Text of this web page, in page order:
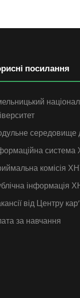
посилання
середовище
комісія
інформація
від Центру
за навчання